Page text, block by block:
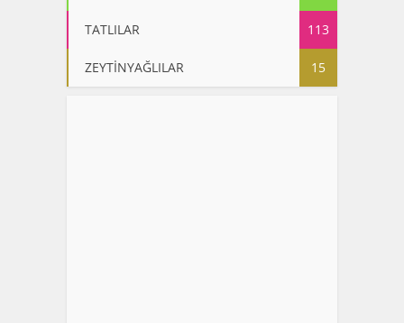
TATLILAR 113
ZEYTİNYAĞLILAR 15